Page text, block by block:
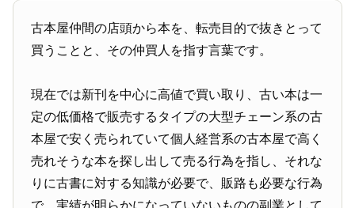
古本屋仲間の店頭から本を、転売目的で抜きとって
買うことと、その仲買人を指す言葉です。
現在では新刊を中心に高値で買い取り、古い本は一
定の低価格で販売するタイプの大型チェーン系の古
本屋で安く売られていて個人経営系の古本屋で高く
売れそうな本を探し出して売る行為を指し、それな
りに古書に対する知識が必要で、販路も必要な行為